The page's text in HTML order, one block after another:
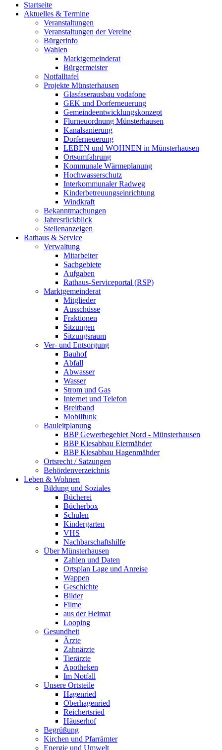
Startseite
Aktuelles & Termine
Veranstaltungen
Veranstaltungen der Vereine
Bürgerinfo
Wahlen
Marktgemeinderat
Bürgermeister
Notfalltafel
Projekte Münsterhausen
Glasfaserausbau vodafone
GEK und Dorferneuerung
Gemeindeentwicklungskonzept
Flurneuordnung Münsterhausen
Kanalsanierung
Dorferneuerung
LEBEN und WOHNEN in Münsterhausen
Ortsumfahrung
Kommunale Wärmeplanung
Hochwasserschutz
Interkommunaler Radweg
Kinderbetreuungseinrichtung
Windkraft
Bekanntmachungen
Jahresrückblick
Stellenanzeigen
Rathaus & Service
Verwaltung
Mitarbeiter
Sachgebiete
Aufgaben
Rathaus-Serviceportal (RSP)
Marktgemeinderat
Mitglieder
Ausschüsse
Fraktionen
Sitzungen
Sitzungsraum
Ver- und Entsorgung
Bauhof
Abfall
Abwasser
Wasser
Strom und Gas
Internet und Telefon
Breitband
Mobilfunk
Bauleitplanung
BBP Gewerbegebiet Nord - Münsterhausen
BBP Kiesabbau Eiermähder
BBP Kiesabbau Hagenmähder
Ortsrecht / Satzungen
Behördenverzeichnis
Leben & Wohnen
Bildung und Soziales
Bücherei
Bücherbox
Schulen
Kindergarten
VHS
Nachbarschaftshilfe
Über Münsterhausen
Zahlen und Daten
Ortsplan Lage und Anreise
Wappen
Geschichte
Bilder
Filme
aus der Heimat
Looping
Gesundheit
Ärzte
Zahnärzte
Tierärzte
Apotheken
Im Notfall
Unsere Ortsteile
Hagenried
Oberhagenried
Reichertsried
Häuserhof
Begrüßung
Kirchen und Pfarrämter
Energie und Umwelt